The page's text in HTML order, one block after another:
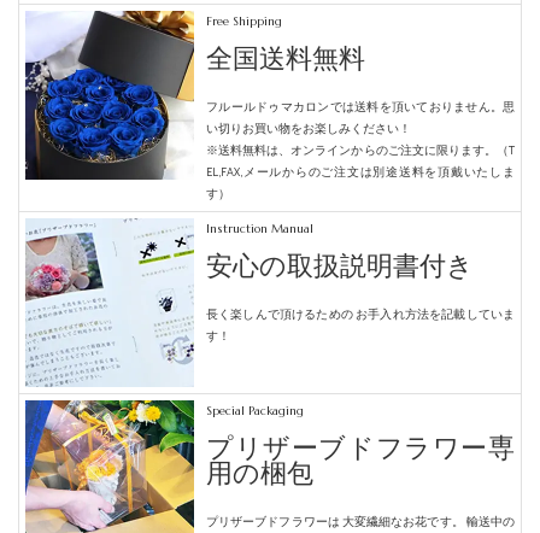
Free Shipping
全国送料無料
フルールドゥマカロンでは送料を頂いておりません。 思
い切りお買い物をお楽しみください！
※送料無料は、オンラインからのご注文に限ります。（T
EL,FAX,メールからのご注文は別途送料を頂戴いたしま
す）
Instruction Manual
安心の取扱説明書付き
長く楽しんで頂けるためのお手入れ方法を記載していま
す！
Special Packaging
プリザーブドフラワー専
用の梱包
プリザーブドフラワーは 大変繊細なお花です。
輸送中の